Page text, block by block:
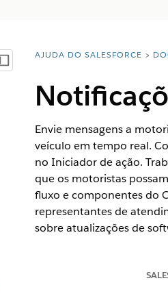
Mostrar índiceVocê está aqui:
AJUDA DO SALESFORCE
Envie mensagens a
veículo em tempo real.
no Iniciador de ação.
que os motoristas
fluxo e componentes do
representantes de
sobre atualizações de
enviar remotamente